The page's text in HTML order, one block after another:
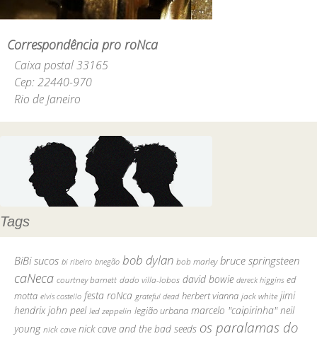
Correspondência pro roNca
Caixa postal 33165
Cep: 22440-970
Rio de Janeiro
Tags
BiBi sucos bi ribeiro bnegão bob dylan bob marley bruce springsteen
caNeca courtney barnett dado villa-lobos david bowie dereck higgins ed
motta elvis costello festa roNca grateful dead herbert vianna jack white jimi
hendrix john peel led zeppelin legião urbana marcelo "caipirinha" neil
young nick cave nick cave and the bad seeds os paralamas do